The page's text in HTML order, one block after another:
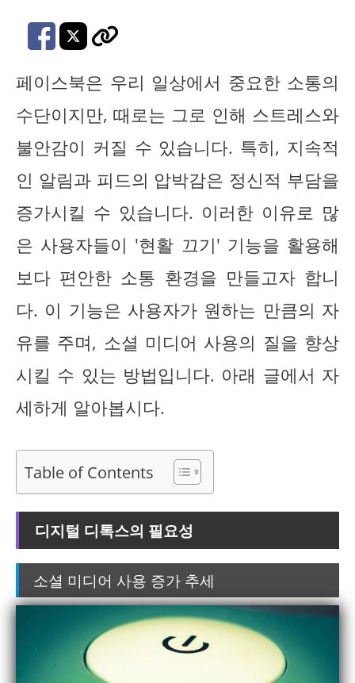
페이스북은 우리 일상에서 중요한 소통의
수단이지만, 때로는 그로 인해 스트레스와
불안감이 커질 수 있습니다. 특히, 지속적
인 알림과 피드의 압박감은 정신적 부담을
증가시킬 수 있습니다. 이러한 이유로 많
은 사용자들이 '현활 끄기' 기능을 활용해
보다 편안한 소통 환경을 만들고자 합니
다. 이 기능은 사용자가 원하는 만큼의 자
유를 주며, 소셜 미디어 사용의 질을 향상
시킬 수 있는 방법입니다. 아래 글에서 자
세하게 알아봅시다.
Table of Contents
디지털 디톡스의 필요성
소셜 미디어 사용 증가 추세